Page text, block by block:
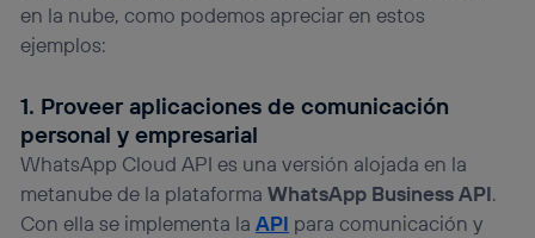
en la nube, como podemos apreciar en estos
ejemplos:
1. Proveer aplicaciones de comunicación
personal y empresarial
WhatsApp Cloud API es una versión alojada en la
metanube de la plataformaWhatsApp Business API.
Con ella se implementa laAPI para comunicación y